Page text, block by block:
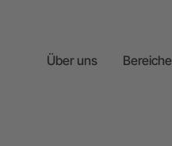
Über uns Bereiche